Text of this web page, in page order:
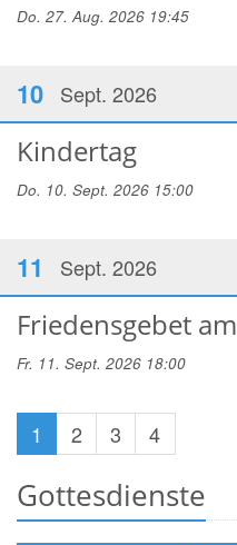
Do. 27. Aug. 2026 19:45
10 Sept. 2026
Kindertag
Do. 10. Sept. 2026 15:00
11 Sept. 2026
Friedensgebet
Fr. 11. Sept. 2026 18:00
1 2 3 4
Gottesdienste